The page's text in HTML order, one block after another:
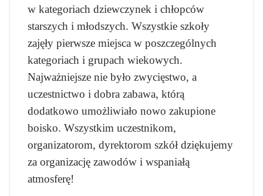
w kategoriach dziewczynek i chłopców
starszych i młodszych. Wszystkie szkoły
zajęły pierwsze miejsca w poszczególnych
kategoriach i grupach wiekowych.
Najważniejsze nie było zwycięstwo, a
uczestnictwo i dobra zabawa, którą
dodatkowo umożliwiało nowo zakupione
boisko. Wszystkim uczestnikom,
organizatorom, dyrektorom szkół dziękujemy
za organizację zawodów i wspaniałą
atmosferę!